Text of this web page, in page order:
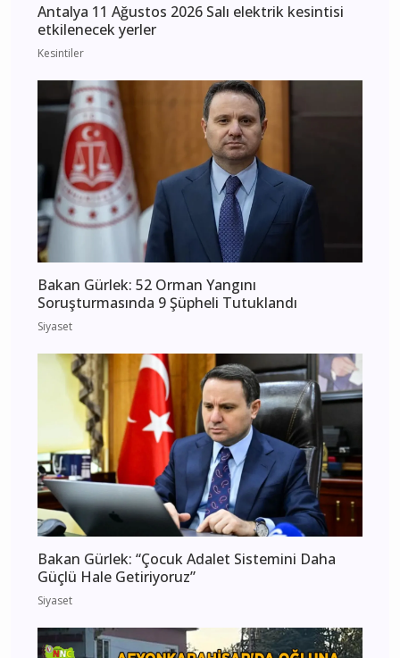
Antalya 11 Ağustos 2026 Salı elektrik kesintisi
etkilenecek yerler
Kesintiler
Bakan Gürlek: 52 Orman Yangını
Soruşturmasında 9 Şüpheli Tutuklandı
Siyaset
Bakan Gürlek: “Çocuk Adalet Sistemini Daha
Güçlü Hale Getiriyoruz”
Siyaset